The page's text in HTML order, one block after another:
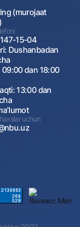
(murojaat
15-04
Dushanbadan
09:00 dan 18:00
13:00 dan
uchun